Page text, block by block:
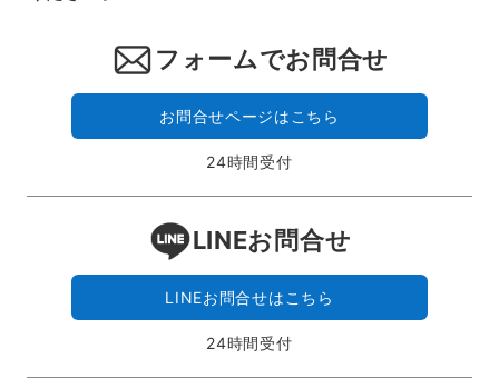
フォームでお問合せ
お問合せページはこちら
24時間受付
LINEお問合せ
LINEお問合せはこちら
24時間受付